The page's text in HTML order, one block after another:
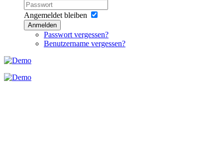
Angemeldet bleiben
Anmelden
Passwort vergessen?
Benutzername vergessen?